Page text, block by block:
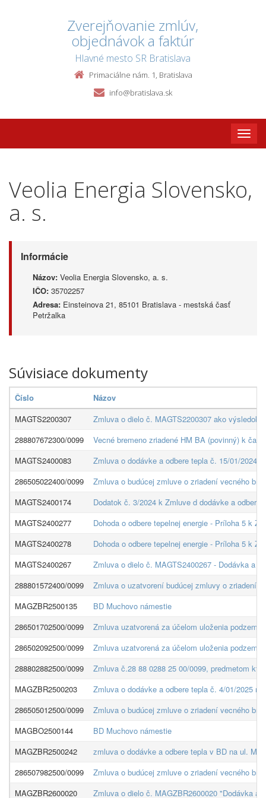
Zverejňovanie zmlúv,
objednávok a faktúr
Hlavné mesto SR Bratislava
Primaciálne nám. 1, Bratislava
info@bratislava.sk
Toggle
Veolia Energia Slovensko,
a. s.
Informácie
Názov: Veolia Energia Slovensko, a. s.
IČO: 35702257
Adresa: Einsteinova 21, 85101 Bratislava - mestská časť
Petržalka
Súvisiace dokumenty
Číslo
Názov
MAGTS2200307
Zmluva o dielo č. MAGTS2200307 ako výsledok
288807672300/0099
Vecné bremeno zriadené HM BA (povinný) k
MAGTS2400083
Zmluva o dodávke a odbere tepla č. 15/01/2024
286505022400/0099
Zmluva o budúcej zmluve o zriadení vecného
MAGTS2400174
Dodatok č. 3/2024 k Zmluve d dodávke a
MAGTS2400277
Dohoda o odbere tepelnej energie - Príloha 5 k
MAGTS2400278
Dohoda o odbere tepelnej energie - Príloha 5 k
MAGTS2400267
Zmluva o dielo č. MAGTS2400267 - Dodávka a
288801572400/0099
Zmluva o uzatvorení budúcej zmluvy o zriadení
MAGZBR2500135
BD Muchovo námestie
286501702500/0099
Zmluva uzatvorená za účelom uloženia
286502092500/0099
Zmluva uzatvorená za účelom uloženia
288802882500/0099
Zmluva č.28 88 0288 25 00/0099, predmetom
MAGZBR2500203
Zmluva o dodávke a odbere tepla č. 4/01/2025
286505012500/0099
Zmluva o budúcej zmluve o zriadení vecného
MAGBO2500144
BD Muchovo námestie
MAGZBR2500242
zmluva o dodávke a odbere tepla v BD na ul.
286507982500/0099
Zmluva o budúcej zmluve o zriadení vecného
MAGZBR2600020
Zmluva o dielo č. MAGZBR2600020 "Dodávka